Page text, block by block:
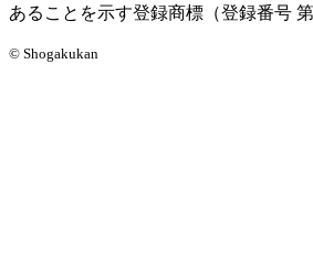
あることを示す登録商標（登録番号 第
© Shogakukan